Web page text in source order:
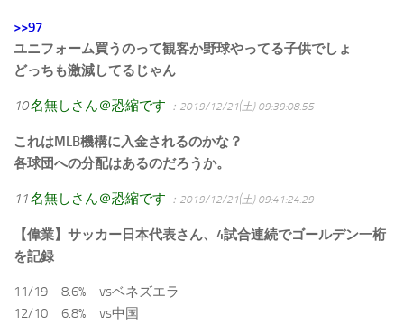
>>97
ユニフォーム買うのって観客か野球やってる子供でしょ
どっちも激減してるじゃん
10名無しさん＠恐縮です ：2019/12/21(土) 09:39:08.55
これはMLB機構に入金されるのかな？
各球団への分配はあるのだろうか。
11名無しさん＠恐縮です ：2019/12/21(土) 09:41:24.29
【偉業】サッカー日本代表さん、4試合連続でゴールデン一桁
を記録
11/19 8.6% vsベネズエラ
12/10 6.8% vs中国